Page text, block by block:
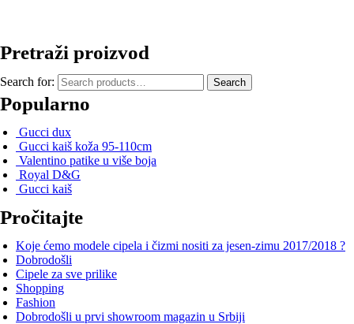
Pretraži proizvod
Search for: Search
Popularno
Gucci dux
Gucci kaiš koža 95-110cm
Valentino patike u više boja
Royal D&G
Gucci kaiš
Pročitajte
Koje ćemo modele cipela i čizmi nositi za jesen-zimu 2017/2018 ?
Dobrodošli
Cipele za sve prilike
Shopping
Fashion
Dobrodošli u prvi showroom magazin u Srbiji